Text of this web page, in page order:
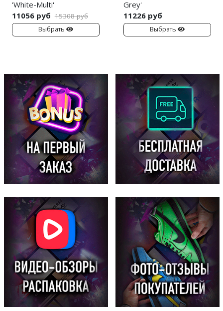
'White-Multi'
11056 руб 15308 руб
Выбрать
Grey'
11226 руб
Выбрать